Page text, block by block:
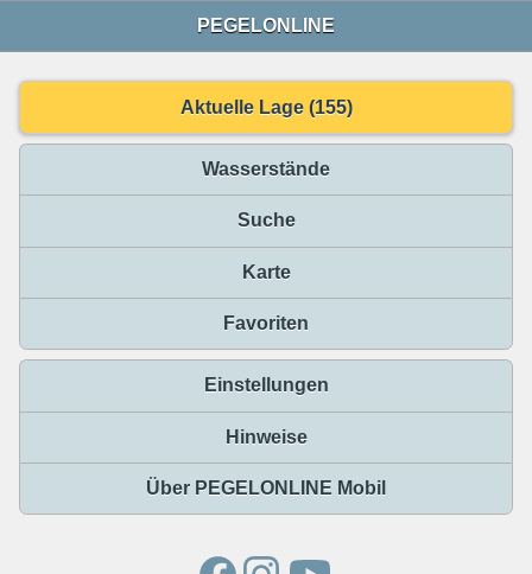
PEGELONLINE
Aktuelle Lage (155)
Wasserstände
Suche
Karte
Favoriten
Einstellungen
Hinweise
Über PEGELONLINE Mobil